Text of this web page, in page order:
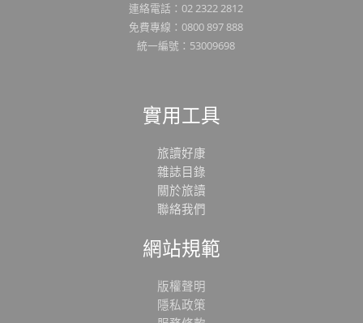
連絡電話：02 2322 2812
免費專線：0800 897 888
統一編號：53009698
實用工具
旅讀好康
雜誌目錄
關於旅讀
聯絡我們
網站規範
版權聲明
隱私政策